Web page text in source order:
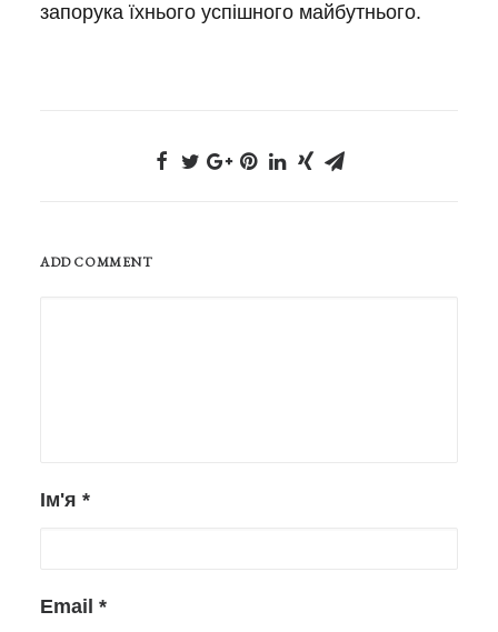
запорука їхнього успішного майбутнього.
ADD COMMENT
Ім'я *
Email *